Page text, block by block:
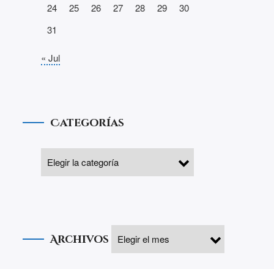
24
25 26 27 28 29
30
31
« Jul
Categorías
Archivos